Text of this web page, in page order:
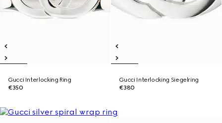
Gucci Interlocking Ring
€350
Gucci Interlocking Siegelring
€380